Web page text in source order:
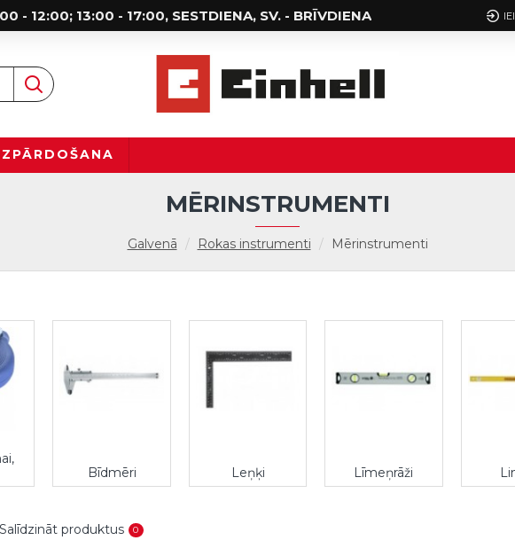
- 12:00; 13:00 - 17:00, SESTDIENA, SV. - BRĪVDIENA
Galvenā Rokas instrumenti Mērinstrumenti
MĒRINSTRUMENTI
Bīdmēri Leņķi Līmeņrāži
Salīdzināt produktus 0